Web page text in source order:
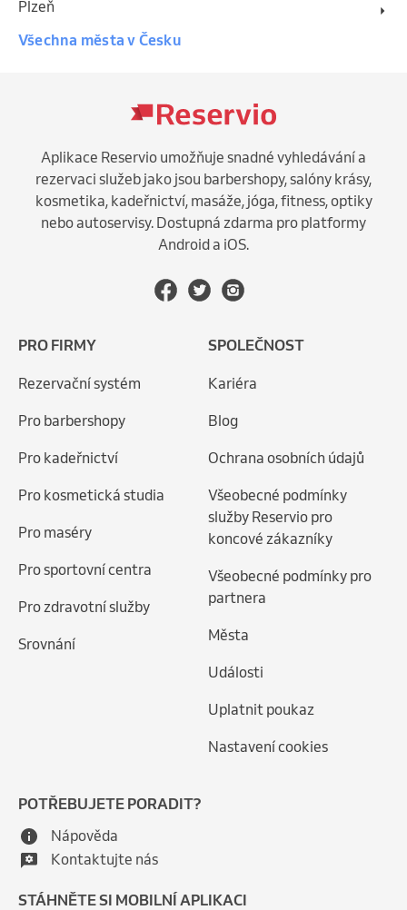
Plzeň
Všechna města v Česku
Aplikace Reservio umožňuje snadné vyhledávání a
rezervaci služeb jako jsou barbershopy, salóny krásy,
kosmetika, kadeřnictví, masáže, jóga, fitness, optiky
nebo autoservisy. Dostupná zdarma pro platformy
Android a iOS.
PRO FIRMY
Rezervační systém
Pro barbershopy
Pro kadeřnictví
Pro kosmetická studia
Pro maséry
Pro sportovní centra
Pro zdravotní služby
Srovnání
SPOLEČNOST
Kariéra
Blog
Ochrana osobních údajů
Všeobecné podmínky
služby Reservio pro
koncové zákazníky
Všeobecné podmínky pro
partnera
Města
Události
Uplatnit poukaz
Nastavení cookies
POTŘEBUJETE PORADIT?
Nápověda
Kontaktujte nás
STÁHNĚTE SI MOBILNÍ APLIKACI